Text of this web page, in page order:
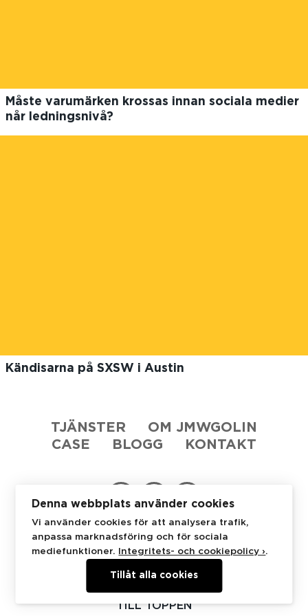
Måste varumärken krossas innan sociala medier
når ledningsnivå?
Kändisarna på SXSW i Austin
TJÄNSTER
OM JMWGOLIN
CASE
BLOGG KONTAKT
JMWGolin Stureplan 4C
114 35 Stockholm
+46 8 53 48 07 50
TILL TOPPEN
Denna webbplats använder cookies
Vi använder cookies för att analysera trafik,
anpassa marknadsföring och för sociala
mediefunktioner.
Integritets- och cookiepolicy ›.
Tillåt alla cookies